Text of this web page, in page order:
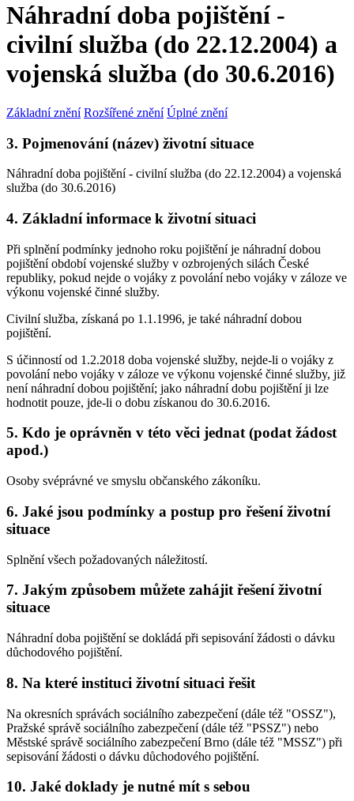
Náhradní doba pojištění -
civilní služba (do 22.12.2004) a
vojenská služba (do 30.6.2016)
Základní znění Rozšířené znění Úplné znění
3. Pojmenování (název) životní situace
Náhradní doba pojištění - civilní služba (do 22.12.2004) a vojenská
služba (do 30.6.2016)
4. Základní informace k životní situaci
Při splnění podmínky jednoho roku pojištění je náhradní dobou
pojištění období vojenské služby v ozbrojených silách České
republiky, pokud nejde o vojáky z povolání nebo vojáky v záloze ve
výkonu vojenské činné služby.
Civilní služba, získaná po 1.1.1996, je také náhradní dobou
pojištění.
S účinností od 1.2.2018 doba vojenské služby, nejde-li o vojáky z
povolání nebo vojáky v záloze ve výkonu vojenské činné služby, již
není náhradní dobou pojištění; jako náhradní dobu pojištění ji lze
hodnotit pouze, jde-li o dobu získanou do 30.6.2016.
5. Kdo je oprávněn v této věci jednat (podat žádost
apod.)
Osoby svéprávné ve smyslu občanského zákoníku.
6. Jaké jsou podmínky a postup pro řešení životní
situace
Splnění všech požadovaných náležitostí.
7. Jakým způsobem můžete zahájit řešení životní
situace
Náhradní doba pojištění se dokládá při sepisování žádosti o dávku
důchodového pojištění.
8. Na které instituci životní situaci řešit
Na okresních správách sociálního zabezpečení (dále též "OSSZ"),
Pražské správě sociálního zabezpečení (dále též "PSSZ") nebo
Městské správě sociálního zabezpečení Brno (dále též "MSSZ") při
sepisování žádosti o dávku důchodového pojištění.
10. Jaké doklady je nutné mít s sebou